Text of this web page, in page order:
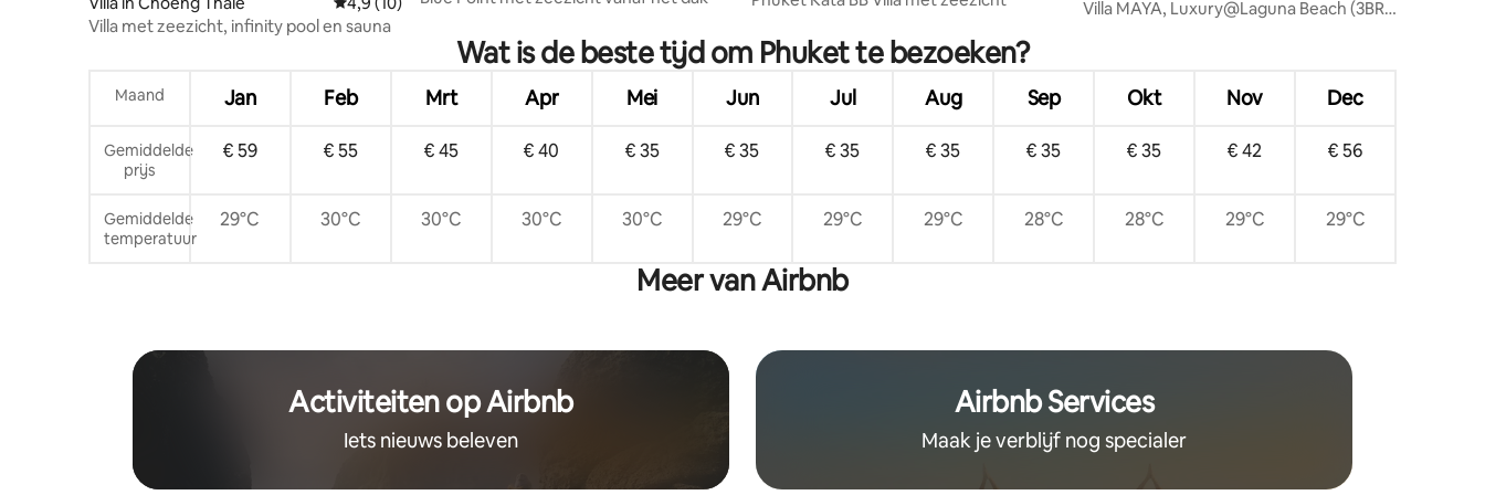
Villa met zeezicht, infinity pool en sauna
Villa MAYA, Luxury@Laguna Beach (3BR)
Wat is de beste tijd om Phuket te bezoeken?
Maand Jan Feb Mrt Apr Mei Jun Jul Aug Sep Okt Nov Dec
Gemiddelde
prijs
€ 59 € 55 € 45 € 40 € 35 € 35 € 35 € 35 € 35 € 35 € 42 € 56
Gemiddelde
temperatuur
29°C 30°C 30°C 30°C 30°C 29°C 29°C 29°C 28°C 28°C 29°C 29°C
Meer van Airbnb
Activiteiten op Airbnb
Iets nieuws beleven
Airbnb Services
Maak je verblijf nog specialer